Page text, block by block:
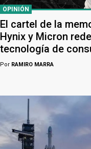
OPINIÓN
El cartel de la
Hynix y Micron
tecnología de
Por RAMIRO MARRA